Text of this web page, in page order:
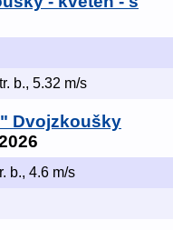
b., 5.32 m/s
Dvojzkoušky
b., 4.6 m/s